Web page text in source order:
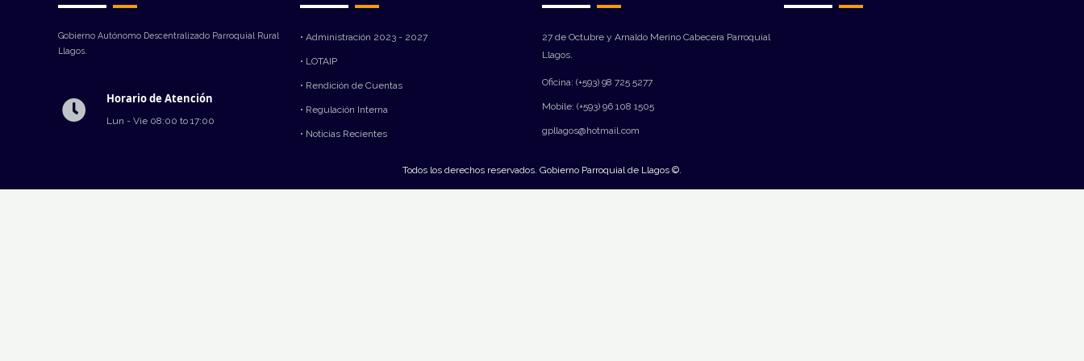
Gobierno Autónomo Descentralizado Parroquial Rural
Llagos.
Horario de Atención
Lun - Vie 08:00 to 17:00
• Administración 2023 - 2027
• LOTAIP
• Rendición de Cuentas
• Regulación Interna
• Noticias Recientes
27 de Octubre y Arnaldo Merino Cabecera Parroquial
Llagos.
Oficina: (+593) 98 725 5277
Mobile: (+593) 96 108 1505
gpllagos@hotmail.com
Todos los derechos reservados. Gobierno Parroquial de Llagos ©.